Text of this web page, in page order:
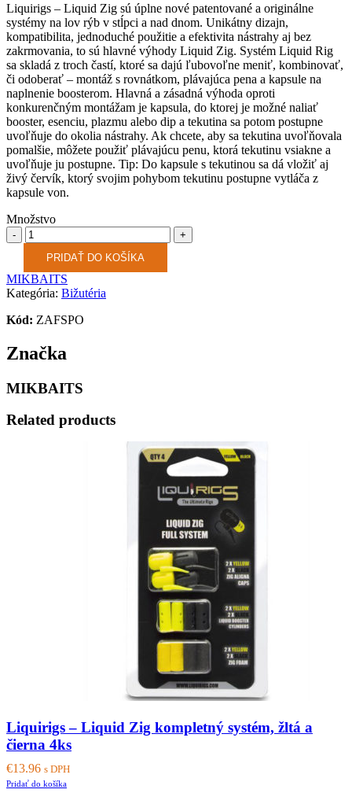
Liquirigs – Liquid Zig sú úplne nové patentované a originálne
systémy na lov rýb v stĺpci a nad dnom. Unikátny dizajn,
kompatibilita, jednoduché použitie a efektivita nástrahy aj bez
zakrmovania, to sú hlavné výhody Liquid Zig. Systém Liquid Rig
sa skladá z troch častí, ktoré sa dajú ľubovoľne meniť, kombinovať,
či odoberať – montáž s rovnátkom, plávajúca pena a kapsule na
naplnenie boosterom. Hlavná a zásadná výhoda oproti
konkurenčným montážam je kapsula, do ktorej je možné naliať
booster, esenciu, plazmu alebo dip a tekutina sa potom postupne
uvoľňuje do okolia nástrahy. Ak chcete, aby sa tekutina uvoľňovala
pomalšie, môžete použiť plávajúcu penu, ktorá tekutinu vsiakne a
uvoľňuje ju postupne. Tip: Do kapsule s tekutinou sa dá vložiť aj
živý červík, ktorý svojim pohybom tekutinu postupne vytláča z
kapsule von.
Množstvo
Množstvo
PRIDAŤ DO KOŠÍKA
MIKBAITS
Kategória: Bižutéria
Kód: ZAFSPO
Značka
MIKBAITS
Related products
Liquirigs – Liquid Zig kompletný systém, žltá a
čierna 4ks
€13.96 s DPH
Pridať do košíka